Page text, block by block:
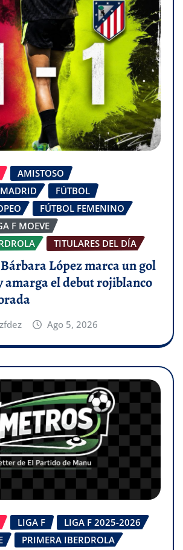
AMISTOSO
FÚTBOL
FÚTBOL FEMENINO
F MOEVE
TITULARES DEL DÍA
López marca un gol
amarga el debut rojiblanco
Ago 5, 2026
LIGA F
LIGA F 2025-2026
PRIMERA IBERDROLA